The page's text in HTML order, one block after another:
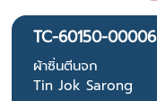
TC-60150-00006
ผ้าซิ่นตีนจก
Tin Jok Sarong